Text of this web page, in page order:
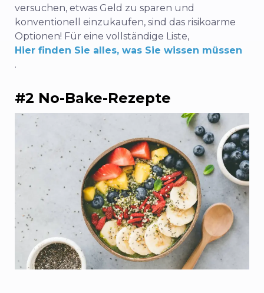
versuchen, etwas Geld zu sparen und
konventionell einzukaufen, sind das risikoarme
Optionen! Für eine vollständige Liste,
Hier finden Sie alles, was Sie wissen müssen
.
#2 No-Bake-Rezepte